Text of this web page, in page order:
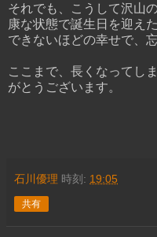
それでも、こうして沢山
康な状態で誕生日を迎え
できないほどの幸せで、
ここまで、長くなってし
がとうございます。
石川優理 時刻: 19:05
共有